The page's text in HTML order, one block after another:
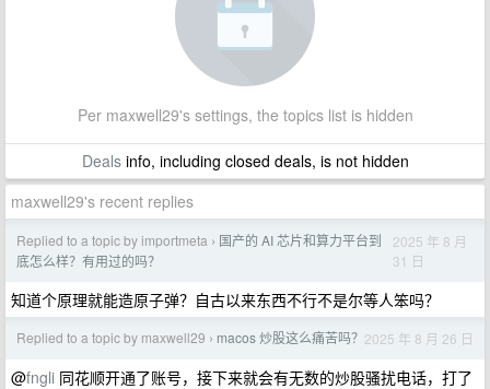
Per maxwell29's settings, the topics list is hidden
Dealsinfo, including closed deals, is not hidden
maxwell29's recent replies
Replied to a topic by importmeta › 国产的 AI 芯片和算力平台到
底怎么样？有用过的吗？
2025 年 8 月
31 日
知道个原理就能造原子弹？自古以来东西不行不是尔等人笨吗？
Replied to a topic by maxwell29 › macos 炒股这么痛苦吗？ 2025 年 8 月 26 日
@fngli 同花顺开通了账号，接下来就会有无数的炒股骚扰电话，打了